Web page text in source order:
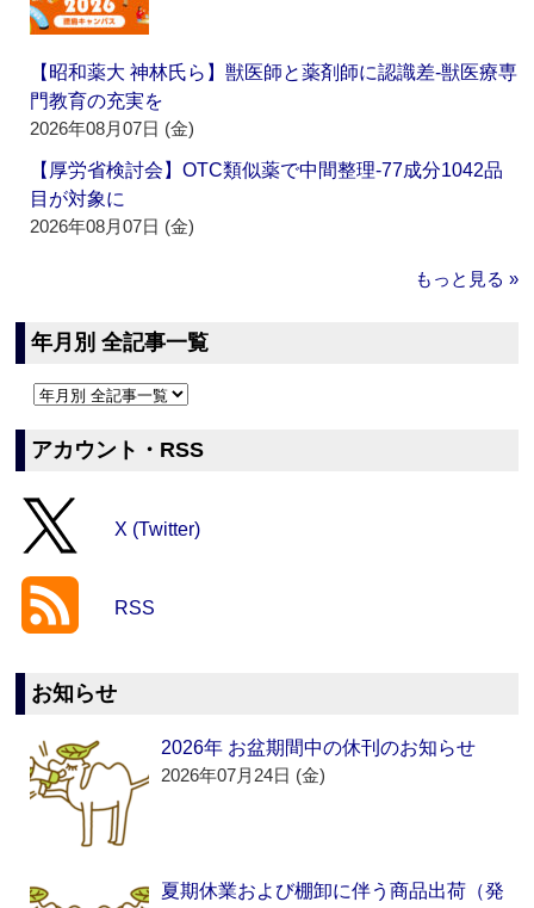
【昭和薬大 神林氏ら】獣医師と薬剤師に認識差‐獣医療専
門教育の充実を
2026年08月07日 (金)
【厚労省検討会】OTC類似薬で中間整理‐77成分1042品
目が対象に
2026年08月07日 (金)
もっと見る »
年月別 全記事一覧
アカウント・RSS
X (Twitter)
RSS
お知らせ
2026年 お盆期間中の休刊のお知らせ
2026年07月24日 (金)
夏期休業および棚卸に伴う商品出荷（発